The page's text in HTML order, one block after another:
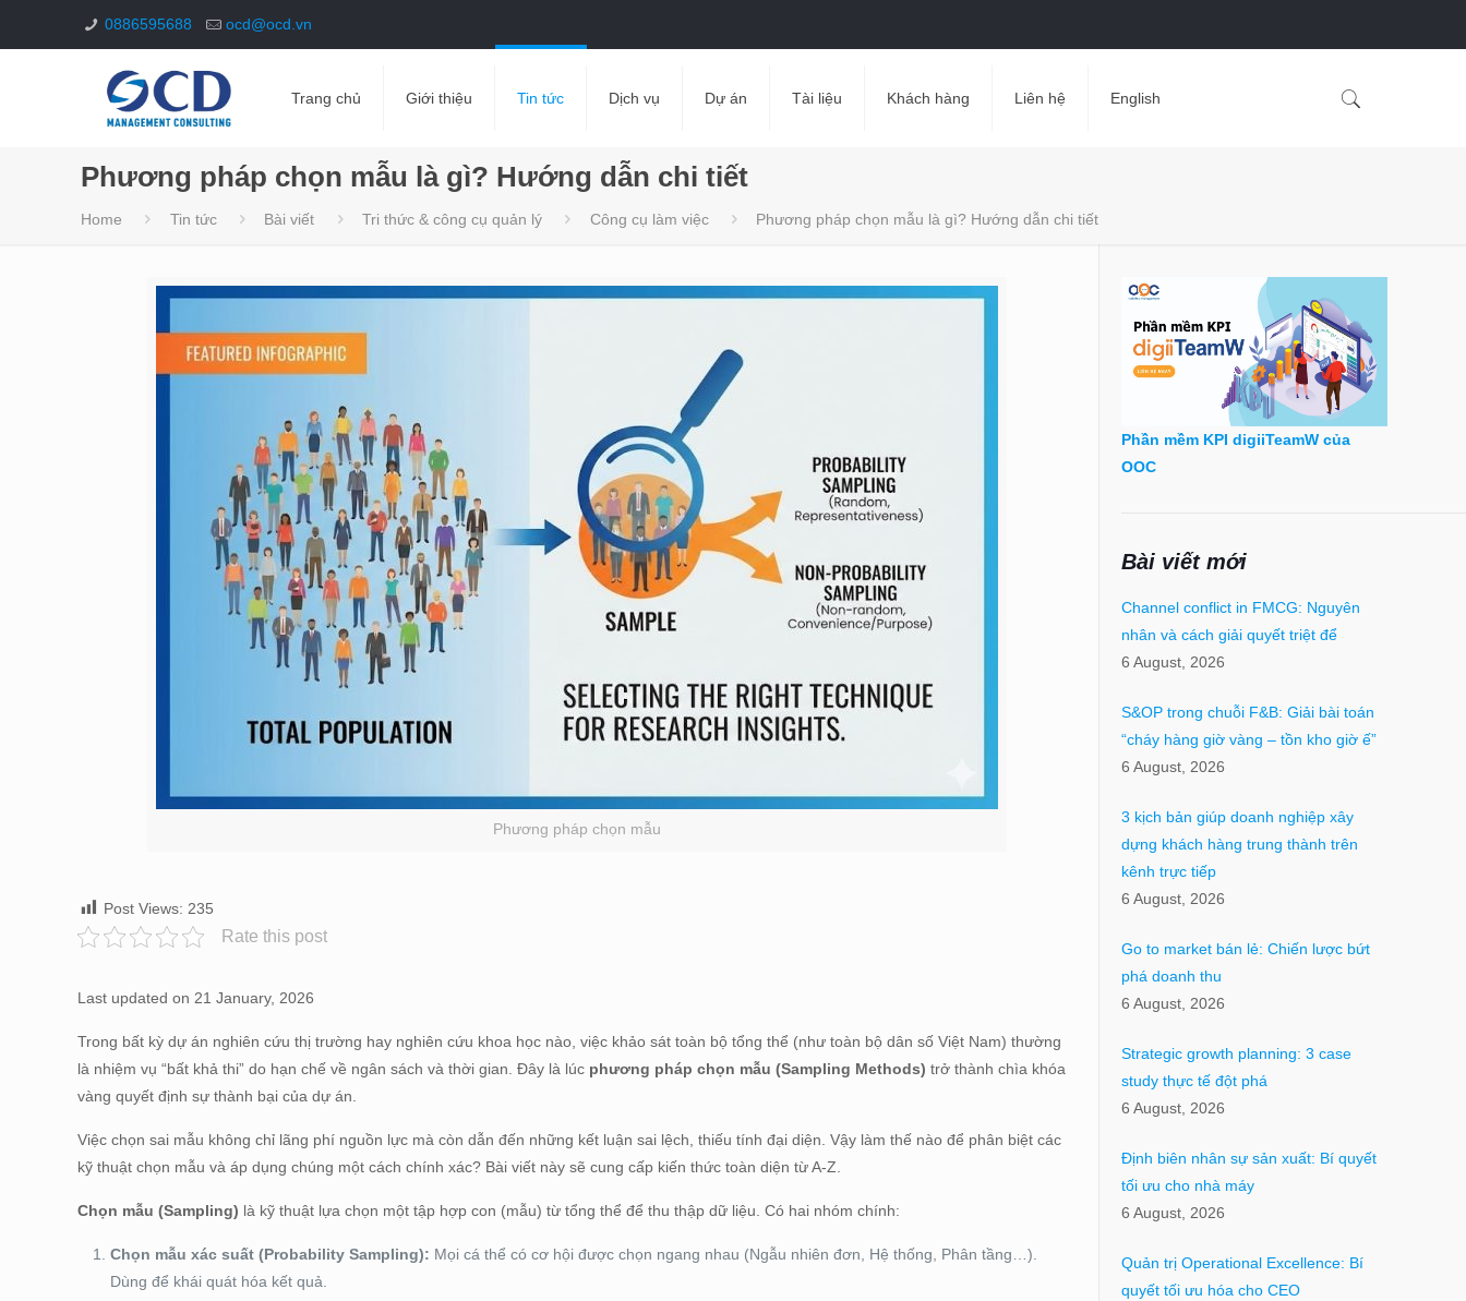
0886595688 ocd@ocd.vn
Trang chủ Giới thiệu Tin tức Dịch vụ Dự án Tài liệu Khách hàng Liên hệ English
Phương pháp chọn mẫu là gì? Hướng dẫn chi tiết
Home Tin tức Bài viết Tri thức & công cụ quản lý Công cụ làm việc Phương pháp chọn mẫu là gì? Hướng dẫn chi tiết
Phương pháp chọn mẫu
Post Views: 235
Rate this post
Last updated on 21 January, 2026
Trong bất kỳ dự án nghiên cứu thị trường hay nghiên cứu khoa học nào, việc khảo sát toàn bộ tổng thể (như toàn bộ dân số Việt Nam) thường
là nhiệm vụ “bất khả thi” do hạn chế về ngân sách và thời gian. Đây là lúc phương pháp chọn mẫu (Sampling Methods) trở thành chìa khóa
vàng quyết định sự thành bại của dự án.
Việc chọn sai mẫu không chỉ lãng phí nguồn lực mà còn dẫn đến những kết luận sai lệch, thiếu tính đại diện. Vậy làm thế nào để phân biệt các
kỹ thuật chọn mẫu và áp dụng chúng một cách chính xác? Bài viết này sẽ cung cấp kiến thức toàn diện từ A-Z.
Chọn mẫu (Sampling) là kỹ thuật lựa chọn một tập hợp con (mẫu) từ tổng thể để thu thập dữ liệu. Có hai nhóm chính:
Chọn mẫu xác suất (Probability Sampling): Mọi cá thể có cơ hội được chọn ngang nhau (Ngẫu nhiên đơn, Hệ thống, Phân tầng…).
Dùng để khái quát hóa kết quả.
Phần mềm KPI digiiTeamW của
OOC
Bài viết mới
Channel conflict in FMCG: Nguyên
nhân và cách giải quyết triệt để
6 August, 2026
S&OP trong chuỗi F&B: Giải bài toán
“cháy hàng giờ vàng – tồn kho giờ ế”
6 August, 2026
3 kịch bản giúp doanh nghiệp xây
dựng khách hàng trung thành trên
kênh trực tiếp
6 August, 2026
Go to market bán lẻ: Chiến lược bứt
phá doanh thu
6 August, 2026
Strategic growth planning: 3 case
study thực tế đột phá
6 August, 2026
Định biên nhân sự sản xuất: Bí quyết
tối ưu cho nhà máy
6 August, 2026
Quản trị Operational Excellence: Bí
quyết tối ưu hóa cho CEO